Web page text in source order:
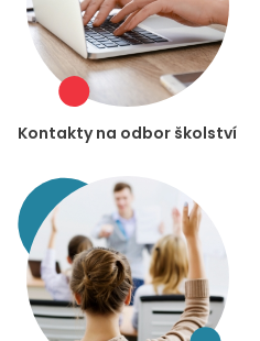
Kontakty na odbor školství